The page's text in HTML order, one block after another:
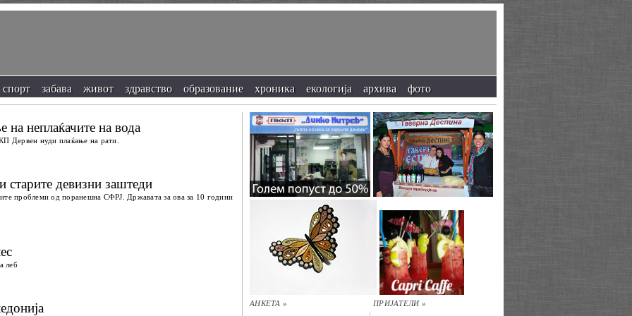
спорт забава живот здравство образование хроника екологија архива фото
на неплаќачите на вода
Дервен нуди плаќање на рати.
старите девизни заштеди
проблеми од поранешна СФРЈ. Државата за ова за 10 години
леб
АНКЕТА » ПРИЈАТЕЛИ »